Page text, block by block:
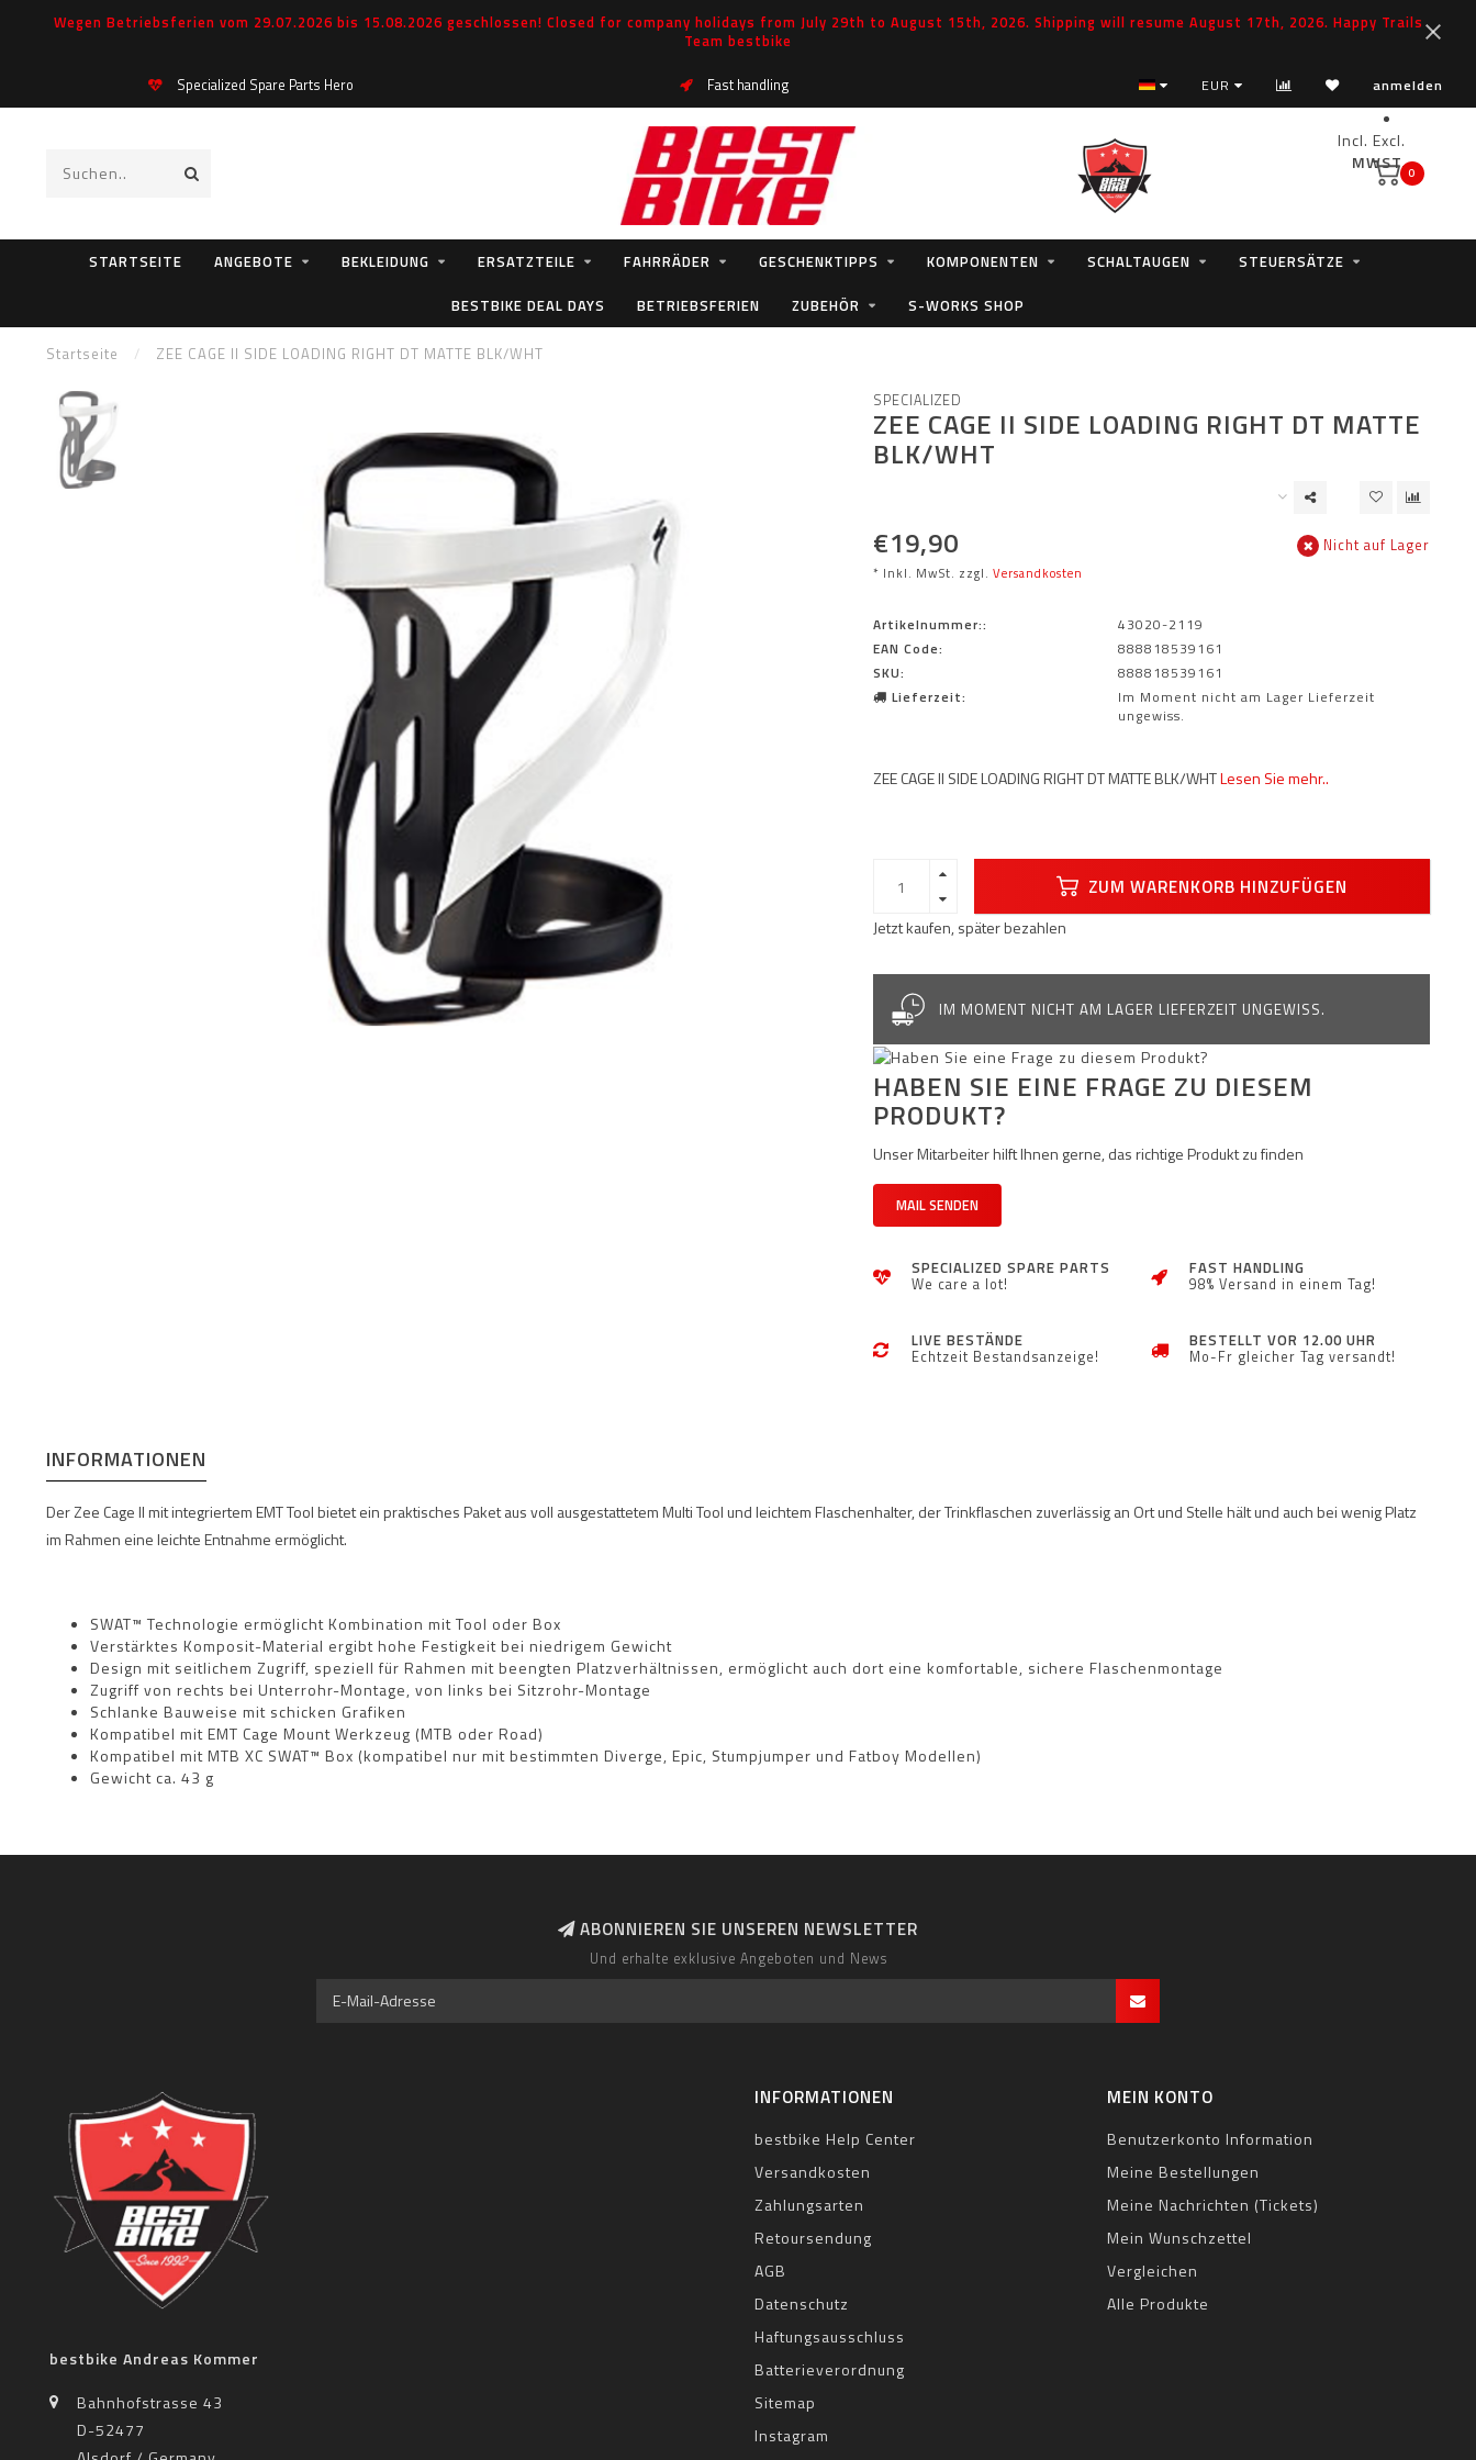
Wegen Betriebsferien vom 29.07.2026 bis 15.08.2026 geschlossen! Closed for company holidays from July 29th to August 15th, 2026. Shipping will resume August 17th, 2026. Happy Trails
Team bestbike
Specialized Spare Parts Hero Fast handling EUR anmelden
Incl. Excl.
MWST.0
STARTSEITE ANGEBOTE BEKLEIDUNG ERSATZTEILE FAHRRÄDER GESCHENKTIPPS KOMPONENTEN SCHALTAUGEN
STEUERSÄTZE
BESTBIKE DEAL DAYS
BETRIEBSFERIEN ZUBEHÖR S-WORKS SHOP
Startseite / ZEE CAGE II SIDE LOADING RIGHT DT MATTE BLK/WHT
SPECIALIZED
ZEE CAGE II SIDE LOADING RIGHT DT MATTE
BLK/WHT
€19,90
* Inkl. MwSt. zzgl. Versandkosten
Nicht auf Lager
Artikelnummer::
43020-2119
EAN Code:
888818539161
SKU:
888818539161
Lieferzeit:
Im Moment nicht am Lager Lieferzeit
ungewiss.
ZEE CAGE II SIDE LOADING RIGHT DT MATTE BLK/WHTLesen Sie mehr..
ZUM WARENKORB HINZUFÜGEN
Jetzt kaufen, später bezahlen
IM MOMENT NICHT AM LAGER LIEFERZEIT UNGEWISS.
HABEN SIE EINE FRAGE ZU DIESEM
PRODUKT?
Unser Mitarbeiter hilft Ihnen gerne, das richtige Produkt zu finden
MAIL SENDEN
SPECIALIZED SPARE PARTS
We care a lot!
FAST HANDLING
98% Versand in einem Tag!
LIVE BESTÄNDE
Echtzeit Bestandsanzeige!
BESTELLT VOR 12.00 UHR
Mo-Fr gleicher Tag versandt!
INFORMATIONEN
Der Zee Cage II mit integriertem EMT Tool bietet ein praktisches Paket aus voll ausgestattetem Multi Tool und leichtem Flaschenhalter, der Trinkflaschen zuverlässig an Ort und Stelle hält und auch bei wenig Platz
im Rahmen eine leichte Entnahme ermöglicht.
SWAT™ Technologie ermöglicht Kombination mit Tool oder Box
Verstärktes Komposit-Material ergibt hohe Festigkeit bei niedrigem Gewicht
Design mit seitlichem Zugriff, speziell für Rahmen mit beengten Platzverhältnissen, ermöglicht auch dort eine komfortable, sichere Flaschenmontage
Zugriff von rechts bei Unterrohr-Montage, von links bei Sitzrohr-Montage
Schlanke Bauweise mit schicken Grafiken
Kompatibel mit EMT Cage Mount Werkzeug (MTB oder Road)
Kompatibel mit MTB XC SWAT™ Box (kompatibel nur mit bestimmten Diverge, Epic, Stumpjumper und Fatboy Modellen)
Gewicht ca. 43 g
ABONNIEREN SIE UNSEREN NEWSLETTER
Und erhalte exklusive Angeboten und News
bestbike Andreas Kommer
Bahnhofstrasse 43
D-52477
INFORMATIONEN
bestbike Help Center
Versandkosten
Zahlungsarten
Retoursendung
AGB
Datenschutz
Haftungsausschluss
Batterieverordnung
Sitemap
Instagram
MEIN KONTO
Benutzerkonto Information
Meine Bestellungen
Meine Nachrichten (Tickets)
Mein Wunschzettel
Vergleichen
Alle Produkte